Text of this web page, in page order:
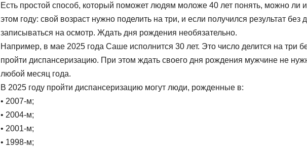
Есть простой способ, который поможет людям моложе 40 лет понять, можно ли
этом году: свой возраст нужно поделить на три, и если получился результат
записываться на осмотр. Ждать дня рождения необязательно.
Например, в мае 2025 года Саше исполнится 30 лет. Это число делится на три
пройти диспансеризацию. При этом ждать своего дня рождения мужчине не
любой месяц года.
В 2025 году пройти диспансеризацию могут люди, рожденные в:
• 2007-м;
• 2004-м;
• 2001-м;
• 1998-м;